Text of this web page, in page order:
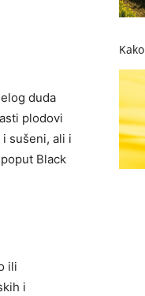
duda
plodovi
sušeni, ali i
Black
ili
i